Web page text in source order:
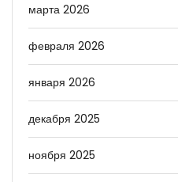
марта 2026
февраля 2026
января 2026
декабря 2025
ноября 2025